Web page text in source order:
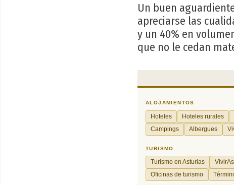
Un buen
apreciarse las
y un 40% en
que no le cedan